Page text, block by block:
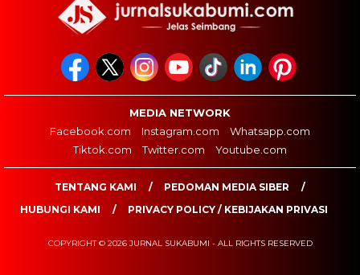
MEDIA NETWORK
Facebook.com
Instagram.com
Whatsapp.com
Tiktok.com
Twitter.com Youtube.com
TENTANG KAMI
PEDOMAN MEDIA SIBER
HUBUNGI KAMI
PRIVACY POLICY / KEBIJAKAN PRIVASI
COPYRIGHT © 2026 JURNAL SUKABUMI - ALL RIGHTS RESERVED